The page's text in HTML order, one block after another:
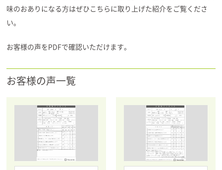
味のおありになる方はぜひこちらに取り上げた紹介をご覧くださ
い。
お客様の声をPDFで確認いただけます。
お客様の声一覧